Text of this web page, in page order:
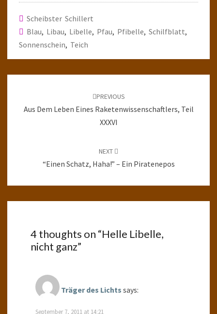
Scheibster Schillert
Blau, Libau, Libelle, Pfau, Pfibelle, Schilfblatt,
Sonnenschein, Teich
PREVIOUS
Aus Dem Leben Eines Raketenwissenschaftlers, Teil
XXXVI
NEXT
“Einen Schatz, Haha!” – Ein Piratenepos
4 thoughts on “Helle Libelle,
nicht ganz”
Träger des Lichts says:
September 7, 2011 at 14:21